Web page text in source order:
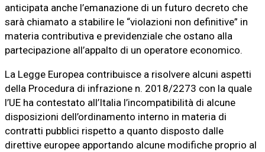
anticipata anche l’emanazione di un futuro decreto che
sarà chiamato a stabilire le “violazioni non definitive” in
materia contributiva e previdenziale che ostano alla
partecipazione all’appalto di un operatore economico.
La Legge Europea contribuisce a risolvere alcuni aspetti
della Procedura di infrazione n. 2018/2273 con la quale
l’UE ha contestato all’Italia l’incompatibilità di alcune
disposizioni dell’ordinamento interno in materia di
contratti pubblici rispetto a quanto disposto dalle
direttive europee apportando alcune modifiche proprio al